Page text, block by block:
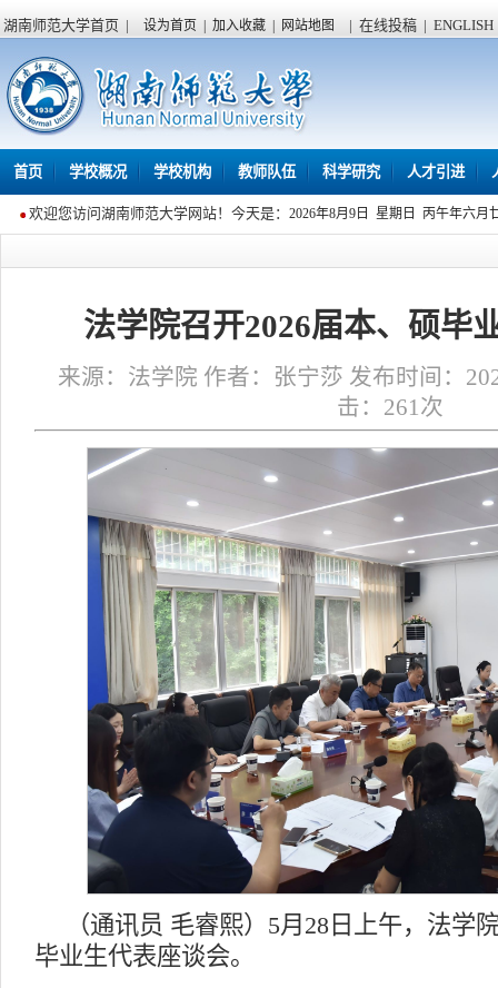
湖南师范大学首页 | 设为首页 加入收藏 网站地图 | 在线投稿 | ENGLISH
首页 学校概况 学校机构 教师队伍 科学研究 人才引进
欢迎您访问湖南师范大学网站！今天是： 2026年8月9日 星期日 丙午年六月
法学院召开2026届本、硕毕
来源：法学院 作者：张宁莎 发布时间：
击： 261 次
（通讯员 毛睿熙）5月28日上午，法学
毕业生代表座谈会。